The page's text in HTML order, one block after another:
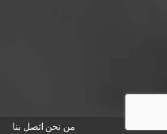
من نحن اتصل بنا